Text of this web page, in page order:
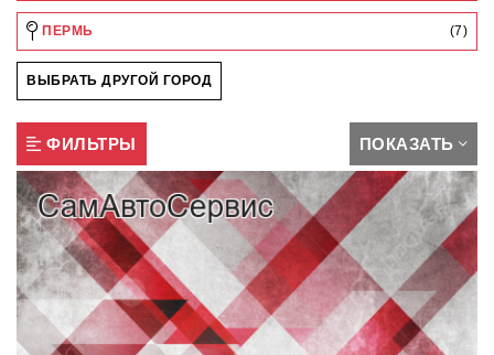
ПЕРМЬ (7)
ВЫБРАТЬ ДРУГОЙ ГОРОД
ФИЛЬТРЫ ПОКАЗАТЬ